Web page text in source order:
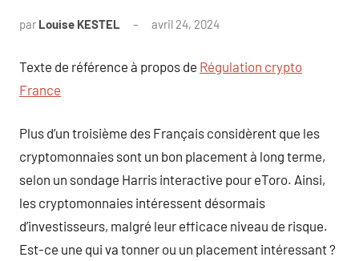
par Louise KESTEL avril 24, 2024
Texte de référence à propos de Régulation crypto
France
Plus d’un troisième des Français considèrent que les
cryptomonnaies sont un bon placement à long terme,
selon un sondage Harris interactive pour eToro. Ainsi,
les cryptomonnaies intéressent désormais
d’investisseurs, malgré leur efficace niveau de risque.
Est-ce une qui va tonner ou un placement intéressant ?